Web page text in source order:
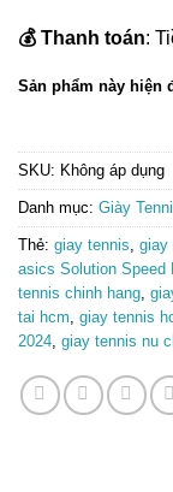
💰 Thanh toán:
Sản phẩm này hiện
SKU: Không áp dụng
Danh mục: Giày
Thẻ: giay tennis, giay
asics Solution Speed
tennis chinh hang,
tai hcm, giay tennis
2024, giay tennis nu